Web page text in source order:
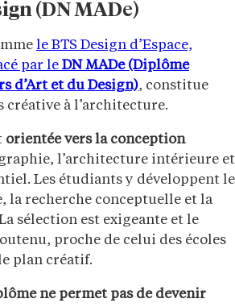
(DN MADe)
le BTS Design d’Espace,
par le DN MADe (Diplôme
d’Art et du Design), constitue
créative à l’architecture.
orientée vers la conception
l’architecture intérieure et
Les étudiants y développent le
la recherche conceptuelle et la
sélection est exigeante et le
proche de celui des écoles
plan créatif.
ne permet pas de devenir